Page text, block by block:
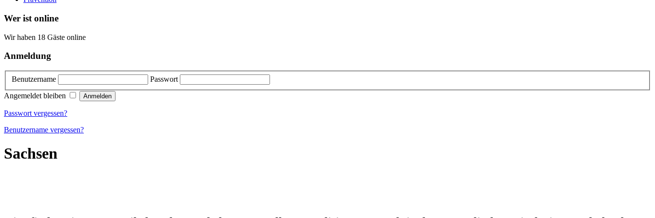
Wer ist online
Wir haben 18 Gäste online
Anmeldung
Benutzername
Passwort
Angemeldet bleiben
Passwort vergessen?
Benutzername vergessen?
Sachsen